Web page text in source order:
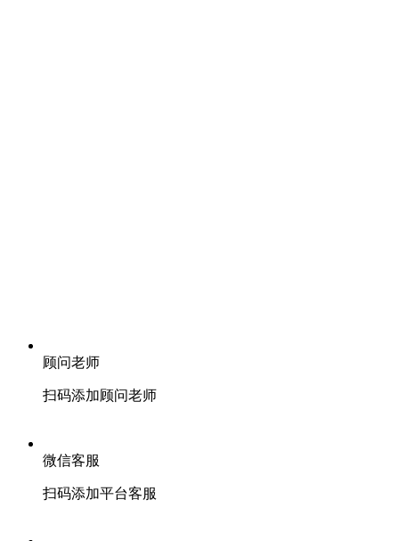
顾问老师
扫码添加顾问老师
微信客服
扫码添加平台客服